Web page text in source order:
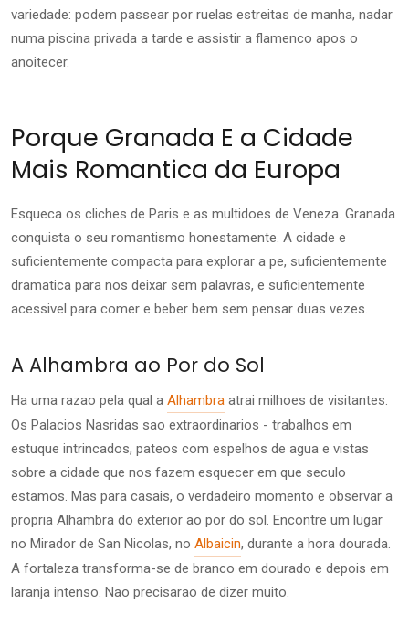
variedade: podem passear por ruelas estreitas de manha, nadar
numa piscina privada a tarde e assistir a flamenco apos o
anoitecer.
Porque Granada E a Cidade
Mais Romantica da Europa
Esqueca os cliches de Paris e as multidoes de Veneza. Granada
conquista o seu romantismo honestamente. A cidade e
suficientemente compacta para explorar a pe, suficientemente
dramatica para nos deixar sem palavras, e suficientemente
acessivel para comer e beber bem sem pensar duas vezes.
A Alhambra ao Por do Sol
Ha uma razao pela qual a Alhambra atrai milhoes de visitantes.
Os Palacios Nasridas sao extraordinarios - trabalhos em
estuque intrincados, pateos com espelhos de agua e vistas
sobre a cidade que nos fazem esquecer em que seculo
estamos. Mas para casais, o verdadeiro momento e observar a
propria Alhambra do exterior ao por do sol. Encontre um lugar
no Mirador de San Nicolas, no Albaicin, durante a hora dourada.
A fortaleza transforma-se de branco em dourado e depois em
laranja intenso. Nao precisarao de dizer muito.